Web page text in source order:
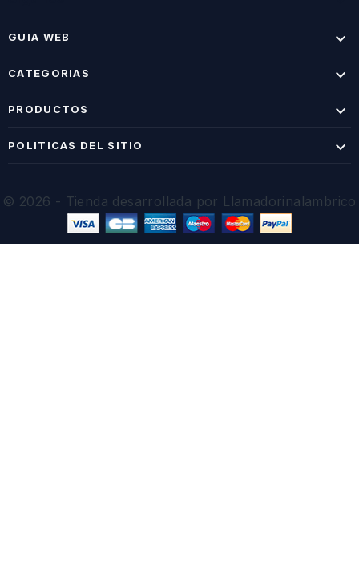
GUIA WEB 
CATEGORIAS 
PRODUCTOS 
POLITICAS DEL SITIO 
© 2026 - Tienda desarrollada por Llamadorinalambrico